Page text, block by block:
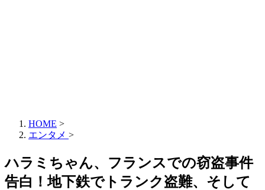
HOME >
エンタメ >
ハラミちゃん、フランスでの窃盗事件
告白！地下鉄でトランク盗難、そして